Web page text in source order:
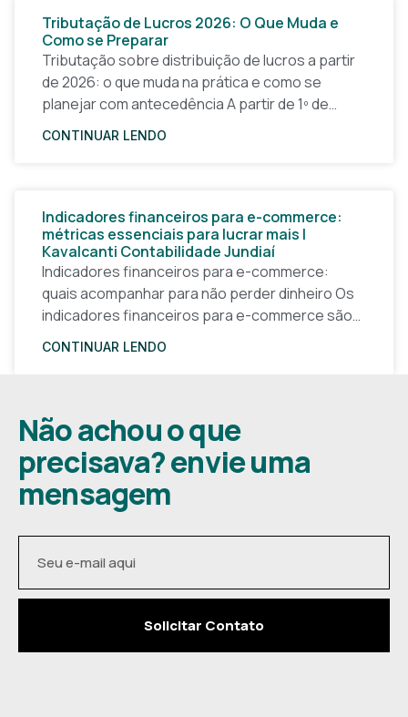
Tributação de Lucros 2026: O Que Muda e
Como se Preparar
Tributação sobre distribuição de lucros a partir
de 2026: o que muda na prática e como se
planejar com antecedência A partir de 1º de
janeiro de 2026, a forma
CONTINUAR LENDO
Indicadores financeiros para e-commerce:
métricas essenciais para lucrar mais |
Kavalcanti Contabilidade Jundiaí
Indicadores financeiros para e-commerce:
quais acompanhar para não perder dinheiro Os
indicadores financeiros para e-commerce são a
base de qualquer decisão inteligente em uma
CONTINUAR LENDO
Não achou o que
precisava? envie uma
mensagem
Solicitar Contato